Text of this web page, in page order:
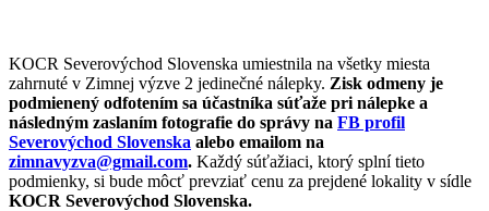
KOCR Severovýchod Slovenska umiestnila na všetky miesta
zahrnuté v Zimnej výzve 2 jedinečné nálepky. Zisk odmeny je
podmienený odfotením sa účastníka súťaže pri nálepke a
následným zaslaním fotografie do správy na FB profil
Severovýchod Slovenska alebo emailom na
zimnavyzva@gmail.com. Každý súťažiaci, ktorý splní tieto
podmienky, si bude môcť prevziať cenu za prejdené lokality v sídle
KOCR Severovýchod Slovenska.